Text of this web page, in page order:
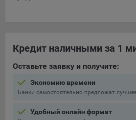
Кредит наличными за 1
Оставьте заявку и получите:
Экономию времени
Банки самостоятельно предложат
Удобный онлайн формат